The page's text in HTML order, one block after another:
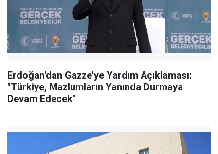
Erdoğan'dan Gazze'ye Yardım Açıklaması:
"Türkiye, Mazlumların Yanında Durmaya
Devam Edecek"